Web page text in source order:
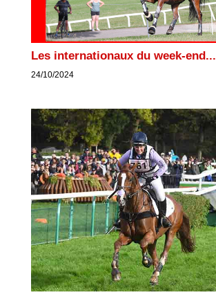
Les internationaux du week-end...
24/10/2024